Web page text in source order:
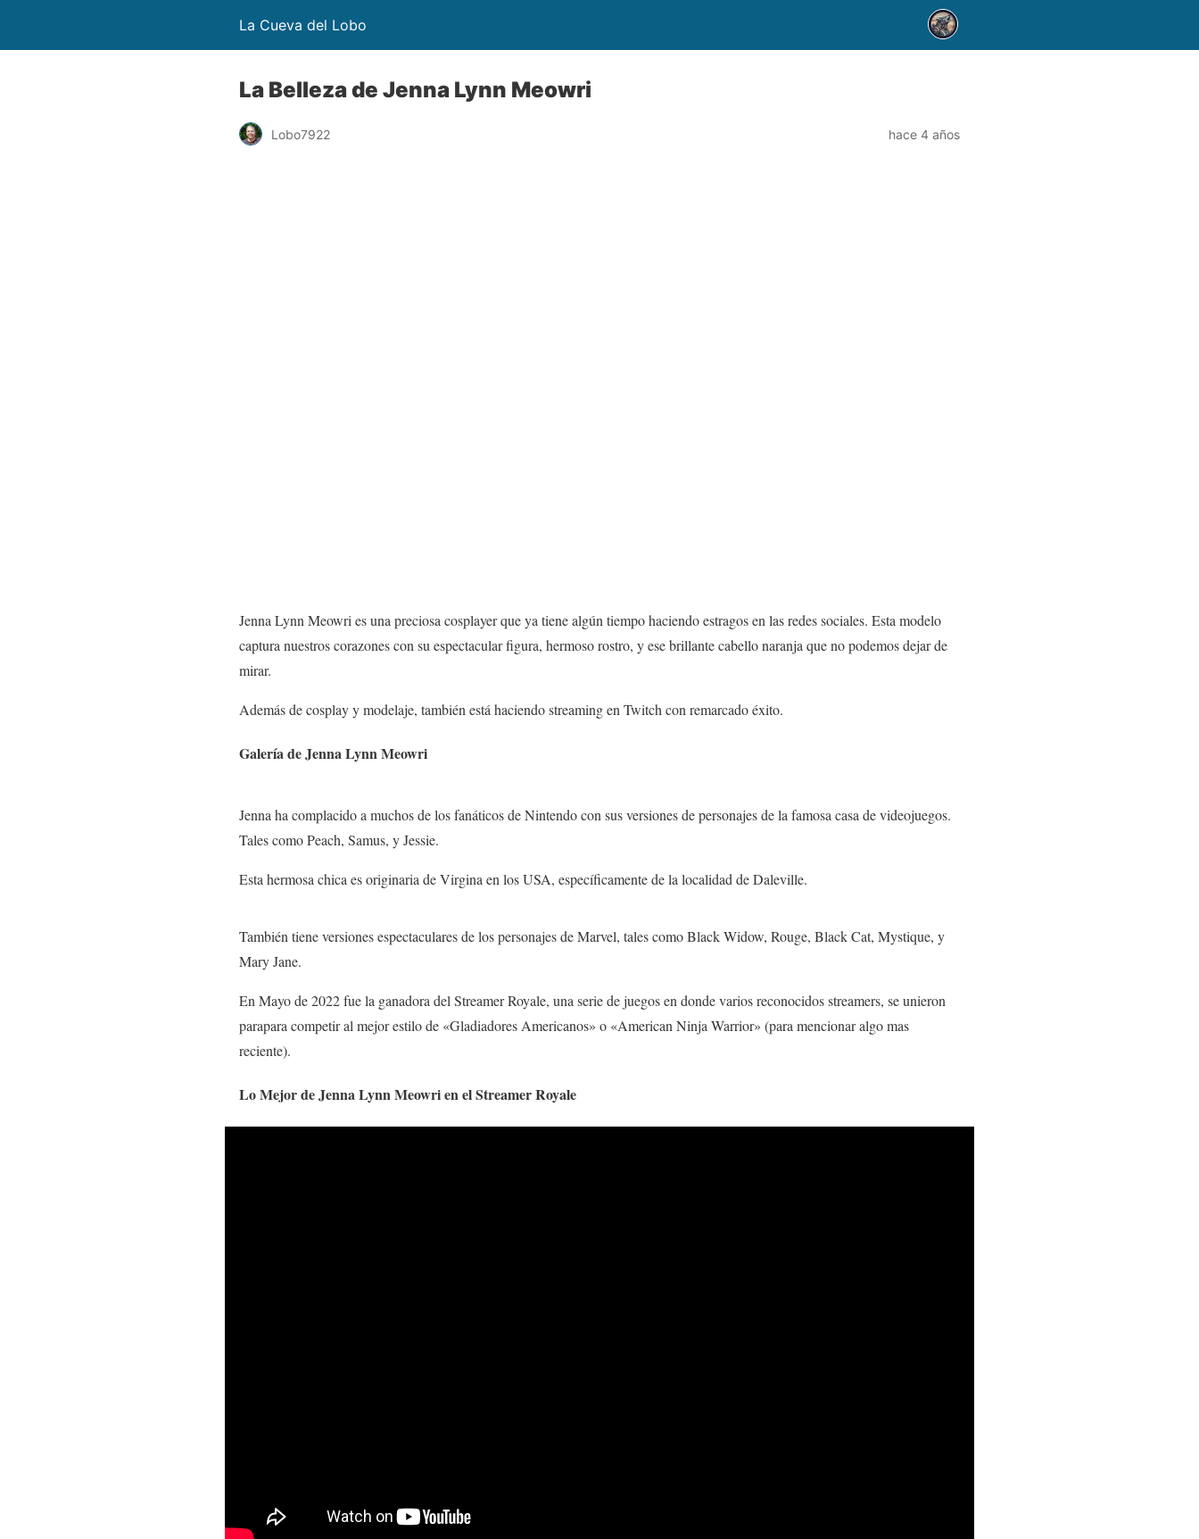
La Cueva del Lobo
La Belleza de Jenna Lynn Meowri
Lobo7922 hace 4 años
Jenna Lynn Meowri es una preciosa cosplayer que ya tiene algún tiempo haciendo estragos en las redes sociales. Esta modelo
captura nuestros corazones con su espectacular figura, hermoso rostro, y ese brillante cabello naranja que no podemos dejar de
mirar.
Además de cosplay y modelaje, también está haciendo streaming en Twitch con remarcado éxito.
Galería de Jenna Lynn Meowri
Jenna ha complacido a muchos de los fanáticos de Nintendo con sus versiones de personajes de la famosa casa de videojuegos.
Tales como Peach, Samus, y Jessie.
Esta hermosa chica es originaria de Virgina en los USA, específicamente de la localidad de Daleville.
También tiene versiones espectaculares de los personajes de Marvel, tales como Black Widow, Rouge, Black Cat, Mystique, y
Mary Jane.
En Mayo de 2022 fue la ganadora del Streamer Royale, una serie de juegos en donde varios reconocidos streamers, se unieron
parapara competir al mejor estilo de «Gladiadores Americanos» o «American Ninja Warrior» (para mencionar algo mas
reciente).
Lo Mejor de Jenna Lynn Meowri en el Streamer Royale